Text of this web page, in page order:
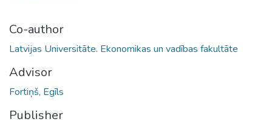
Co-author
Latvijas Universitāte. Ekonomikas un vadības fakultāte
Advisor
Fortiņš, Egīls
Publisher